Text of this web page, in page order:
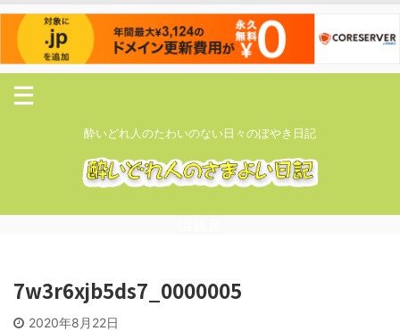
酔いどれ人のたわいのない日々のぼやき日記
7w3r6xjb5ds7_0000005
2020年8月22日